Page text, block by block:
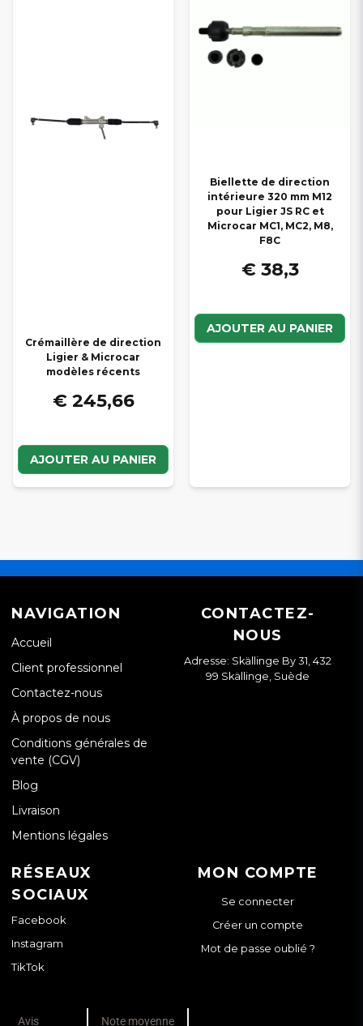
Crémaillère de direction
Ligier & Microcar
modèles récents
€ 245,66
AJOUTER AU PANIER
Biellette de direction
intérieure 320 mm M12
pour Ligier JS RC et
Microcar MC1, MC2, M8,
F8C
€ 38,3
AJOUTER AU PANIER
NAVIGATION
Accueil
Client professionnel
Contactez-nous
À propos de nous
Conditions générales de
vente (CGV)
Blog
Livraison
Mentions légales
CONTACTEZ-
NOUS
Adresse: Skällinge By 31, 432
99 Skällinge, Suède
RÉSEAUX
SOCIAUX
Facebook
Instagram
TikTok
MON COMPTE
Se connecter
Créer un compte
Mot de passe oublié ?